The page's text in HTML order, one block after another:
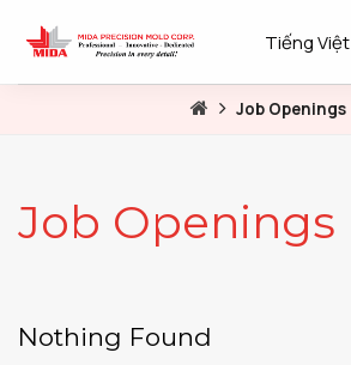
Tiếng Việt
Job Openings
Job Openings
Nothing Found